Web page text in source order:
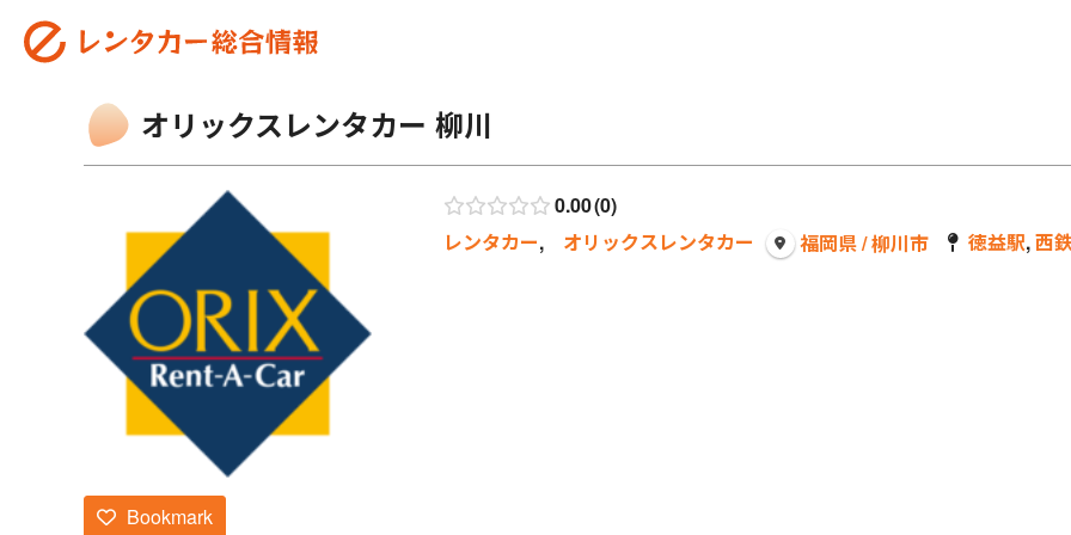
オリックスレンタカー 柳川
0.00 0
レンタカー, オリックスレンタカー 福岡県 / 柳川市 徳益駅,西
Bookmark